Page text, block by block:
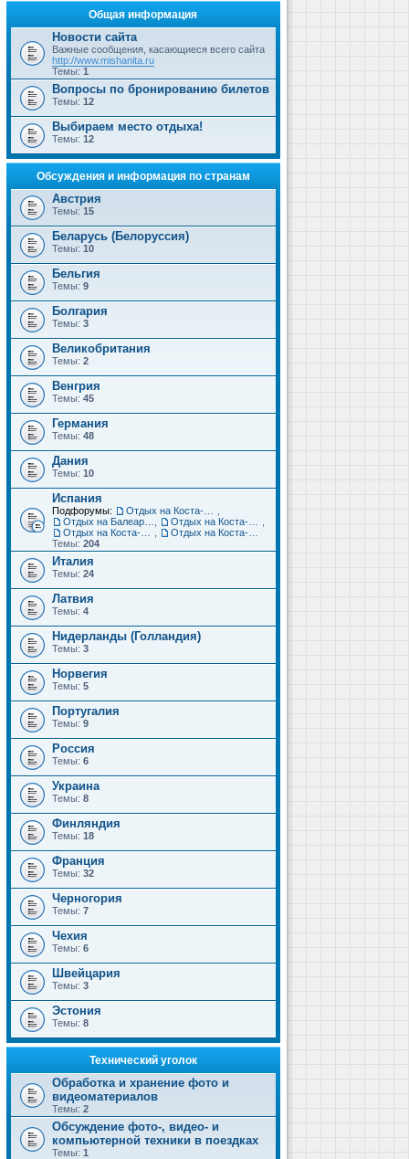
Общая информация
Новости сайта
Важные сообщения, касающиеся всего сайта
http://www.mishanita.ru
Темы: 1
Вопросы по бронированию билетов
Темы: 12
Выбираем место отдыха!
Темы: 12
Обсуждения и информация по странам
Австрия
Темы: 15
Беларусь (Белоруссия)
Темы: 10
Бельгия
Темы: 9
Болгария
Темы: 3
Великобритания
Темы: 2
Венгрия
Темы: 45
Германия
Темы: 48
Дания
Темы: 10
Испания
Подфорумы:
Темы: 204
Италия
Темы: 24
Латвия
Темы: 4
Нидерланды (Голландия)
Темы: 3
Норвегия
Темы: 5
Португалия
Темы: 9
Россия
Темы: 6
Украина
Темы: 8
Финляндия
Темы: 18
Франция
Темы: 32
Черногория
Темы: 7
Чехия
Темы: 6
Швейцария
Темы: 3
Эстония
Темы: 8
Технический уголок
Обработка и хранение фото и
видеоматериалов
Темы: 2
Обсуждение фото-, видео- и
компьютерной техники в поездках
Темы: 1